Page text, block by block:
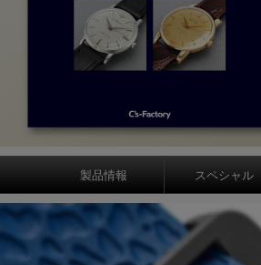
製品情報 スペシャル